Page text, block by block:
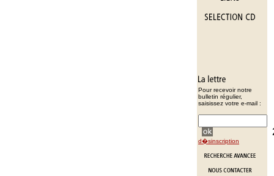
Pour recevoir notre
bulletin régulier,
saisissez votre e-mail :
d�sinscription